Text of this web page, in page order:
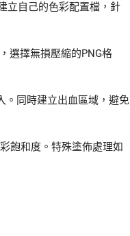
立自己的色彩配置檔，針
選擇無損壓縮的PNG格
。同時建立出血區域，避免
飽和度。特殊塗佈處理如